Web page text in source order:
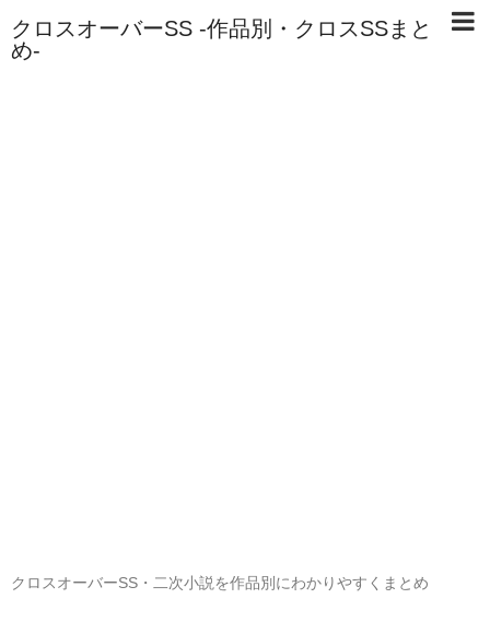
クロスオーバーSS -作品別・クロスSSまと
め-
クロスオーバーSS・二次小説を作品別にわかりやすくまとめ